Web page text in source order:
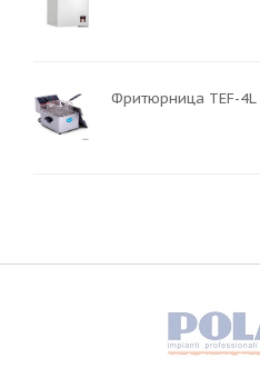
Фритюрница TEF-4L